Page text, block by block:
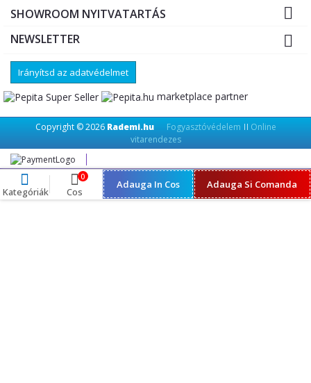
SHOWROOM NYITVATARTÁS 
NEWSLETTER 
Irányítsd az adatvédelmet
marketplace partner
Copyright © 2026 Rademi.hu Fogyasztóvédelem || Online
vitarendezes
Kategóriák
0
Cos
Adauga In Cos Adauga Si Comanda